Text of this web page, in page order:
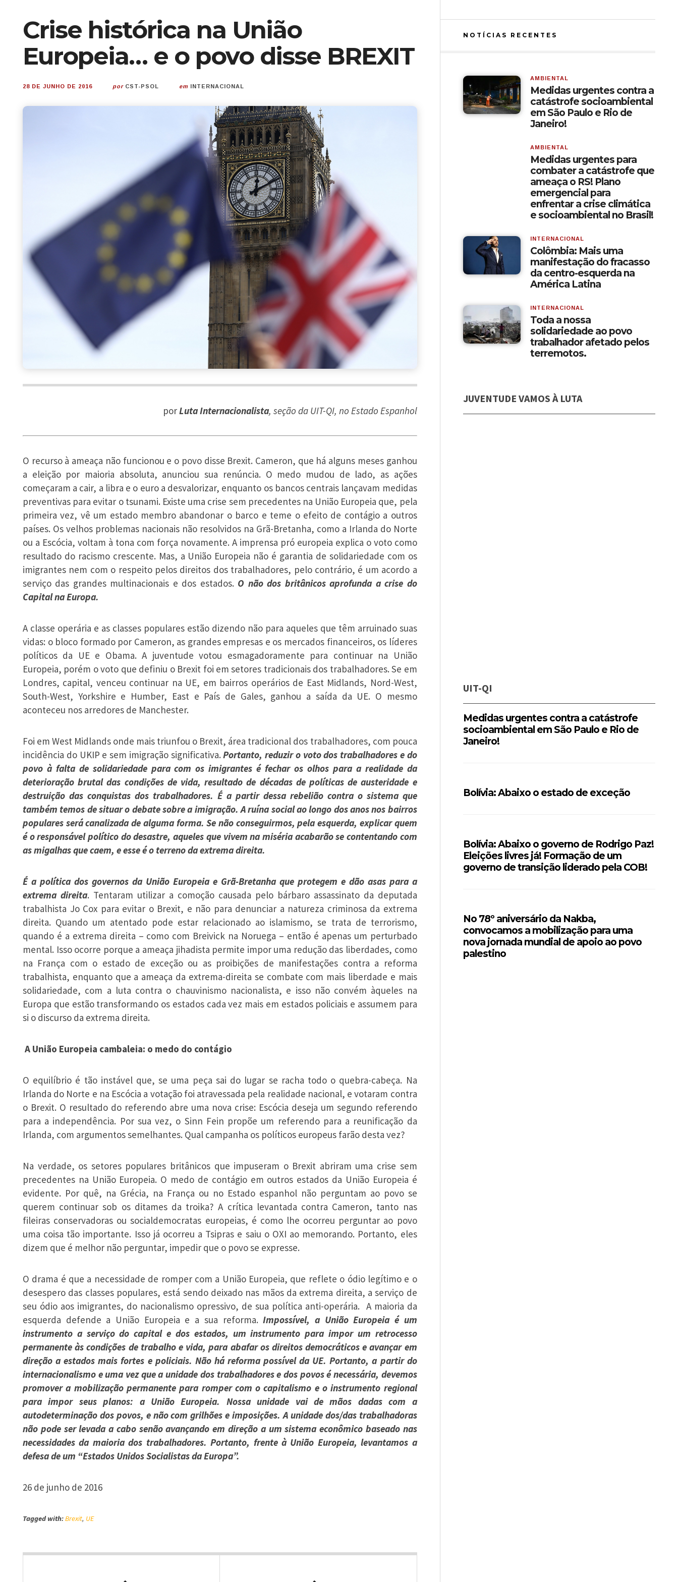
Crise histórica na União
Europeia… e o povo disse BREXIT
28 DE JUNHO DE 2016 por CST-PSOL em INTERNACIONAL
porLuta Internacionalista, seção da UIT-QI, no Estado Espanhol
O recurso à ameaça não funcionou e o povo disse Brexit. Cameron, que há alguns meses ganhou
a eleição por maioria absoluta, anunciou sua renúncia. O medo mudou de lado, as ações
começaram a cair, a libra e o euro a desvalorizar, enquanto os bancos centrais lançavam medidas
preventivas para evitar o tsunami. Existe uma crise sem precedentes na União Europeia que, pela
primeira vez, vê um estado membro abandonar o barco e teme o efeito de contágio a outros
países. Os velhos problemas nacionais não resolvidos na Grã-Bretanha, como a Irlanda do Norte
ou a Escócia, voltam à tona com força novamente. A imprensa pró europeia explica o voto como
resultado do racismo crescente. Mas, a União Europeia não é garantia de solidariedade com os
imigrantes nem com o respeito pelos direitos dos trabalhadores, pelo contrário, é um acordo a
serviço das grandes multinacionais e dos estados. O não dos britânicos aprofunda a crise do
Capital na Europa.
A classe operária e as classes populares estão dizendo não para aqueles que têm arruinado suas
vidas: o bloco formado por Cameron, as grandes empresas e os mercados financeiros, os líderes
políticos da UE e Obama. A juventude votou esmagadoramente para continuar na União
Europeia, porém o voto que definiu o Brexit foi em setores tradicionais dos trabalhadores. Se em
Londres, capital, venceu continuar na UE, em bairros operários de East Midlands, Nord-West,
South-West, Yorkshire e Humber, East e País de Gales, ganhou a saída da UE. O mesmo
aconteceu nos arredores de Manchester.
Foi em West Midlands onde mais triunfou o Brexit, área tradicional dos trabalhadores, com pouca
incidência do UKIP e sem imigração significativa.Portanto, reduzir o voto dos trabalhadores e do
povo à falta de solidariedade para com os imigrantes é fechar os olhos para a realidade da
deterioração brutal das condições de vida, resultado de décadas de políticas de austeridade e
destruição das conquistas dos trabalhadores. É a partir dessa rebelião contra o sistema que
também temos de situar o debate sobre a imigração. A ruína social ao longo dos anos nos bairros
populares será canalizada de alguma forma. Se não conseguirmos, pela esquerda, explicar quem
é o responsável político do desastre, aqueles que vivem na miséria acabarão se contentando com
as migalhas que caem, e esse é o terreno da extrema direita.
É a política dos governos da União Europeia e Grã-Bretanha que protegem e dão asas para a
extrema direita. Tentaram utilizar a comoção causada pelo bárbaro assassinato da deputada
trabalhista Jo Cox para evitar o Brexit, e não para denunciar a natureza criminosa da extrema
direita. Quando um atentado pode estar relacionado ao islamismo, se trata de terrorismo,
quando é a extrema direita – como com Breivick na Noruega – então é apenas um perturbado
mental. Isso ocorre porque a ameaça jihadista permite impor uma redução das liberdades, como
na França com o estado de exceção ou as proibições de manifestações contra a reforma
trabalhista, enquanto que a ameaça da extrema-direita se combate com mais liberdade e mais
solidariedade, com a luta contra o chauvinismo nacionalista, e isso não convém àqueles na
Europa que estão transformando os estados cada vez mais em estados policiais e assumem para
si o discurso da extrema direita.
A União Europeia cambaleia: o medo do contágio
O equilíbrio é tão instável que, se uma peça sai do lugar se racha todo o quebra-cabeça. Na
Irlanda do Norte e na Escócia a votação foi atravessada pela realidade nacional, e votaram contra
o Brexit. O resultado do referendo abre uma nova crise: Escócia deseja um segundo referendo
para a independência. Por sua vez, o Sinn Fein propõe um referendo para a reunificação da
Irlanda, com argumentos semelhantes. Qual campanha os políticos europeus farão desta vez?
Na verdade, os setores populares britânicos que impuseram o Brexit abriram uma crise sem
precedentes na União Europeia. O medo de contágio em outros estados da União Europeia é
evidente. Por quê, na Grécia, na França ou no Estado espanhol não perguntam ao povo se
querem continuar sob os ditames da troika? A crítica levantada contra Cameron, tanto nas
fileiras conservadoras ou socialdemocratas europeias, é como lhe ocorreu perguntar ao povo
uma coisa tão importante. Isso já ocorreu a Tsipras e saiu o OXI ao memorando. Portanto, eles
dizem que é melhor não perguntar, impedir que o povo se expresse.
O drama é que a necessidade de romper com a União Europeia, que reflete o ódio legítimo e o
desespero das classes populares, está sendo deixado nas mãos da extrema direita, a serviço de
seu ódio aos imigrantes, do nacionalismo opressivo, de sua política anti-operária. A maioria da
esquerda defende a União Europeia e a sua reforma.Impossível, a União Europeia é um
instrumento a serviço do capital e dos estados, um instrumento para impor um retrocesso
permanente às condições de trabalho e vida, para abafar os direitos democráticos e avançar em
direção a estados mais fortes e policiais. Não há reforma possível da UE. Portanto, a partir do
internacionalismo e uma vez que a unidade dos trabalhadores e dos povos é necessária, devemos
promover a mobilização permanente para romper com o capitalismo e o instrumento regional
para impor seus planos: a União Europeia. Nossa unidade vai de mãos dadas com a
autodeterminação dos povos, e não com grilhões e imposições. A unidade dos/das trabalhadoras
não pode ser levada a cabo senão avançando em direção a um sistema econômico baseado nas
necessidades da maioria dos trabalhadores. Portanto, frente à União Europeia, levantamos a
defesa de um “Estados Unidos Socialistas da Europa”.
26 de junho de 2016
Tagged with:Brexit, UE
NOTÍCIAS RECENTES
AMBIENTAL
Medidas urgentes contra a
catástrofe socioambiental
em São Paulo e Rio de
Janeiro!
AMBIENTAL
Medidas urgentes para
combater a catástrofe que
ameaça o RS! Plano
emergencial para
enfrentar a crise climática
e socioambiental no Brasil!
INTERNACIONAL
Colômbia: Mais uma
manifestação do fracasso
da centro-esquerda na
América Latina
INTERNACIONAL
Toda a nossa
solidariedade ao povo
trabalhador afetado pelos
terremotos.
JUVENTUDE VAMOS À LUTA
UIT-QI
Medidas urgentes contra a catástrofe
socioambiental em São Paulo e Rio de
Janeiro!
Bolívia: Abaixo o estado de exceção
Bolívia: Abaixo o governo de Rodrigo Paz!
Eleições livres já! Formação de um
governo de transição liderado pela COB!
No 78º aniversário da Nakba,
convocamos a mobilização para uma
nova jornada mundial de apoio ao povo
palestino